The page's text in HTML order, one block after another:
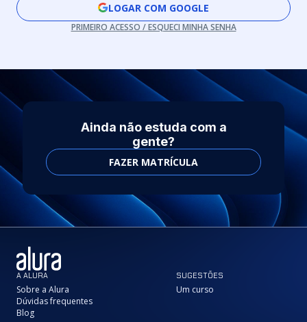
LOGAR COM GOOGLE
PRIMEIRO ACESSO / ESQUECI MINHA SENHA
Ainda não estuda com a
gente?
FAZER MATRÍCULA
A ALURA
Sobre a Alura
Dúvidas frequentes
Blog
SUGESTÕES
Um curso